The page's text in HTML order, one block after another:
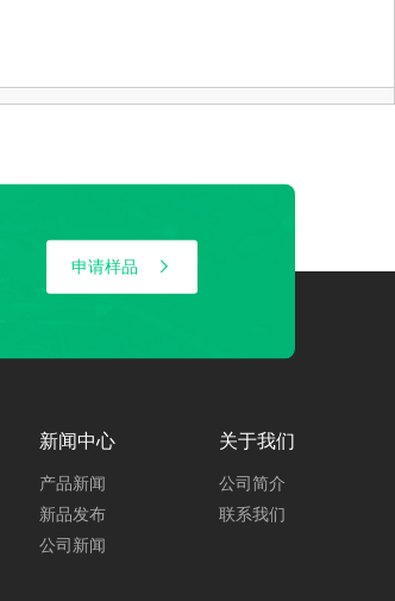
申请样品
新闻中心
产品新闻
新品发布
公司新闻
关于我们
公司简介
联系我们